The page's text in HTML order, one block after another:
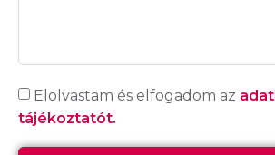
Elolvastam és elfogadom az
tájékoztatót.